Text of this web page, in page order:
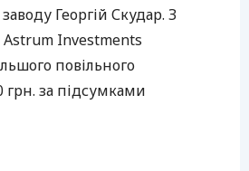
Георгій Скудар. З
Astrum Investments
повільного
грн. за підсумками